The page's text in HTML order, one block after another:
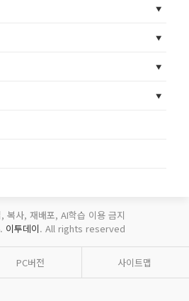
복사, 재배포, AI학습 이용 금지
이투데이. All rights reserved
PC버전 사이트맵